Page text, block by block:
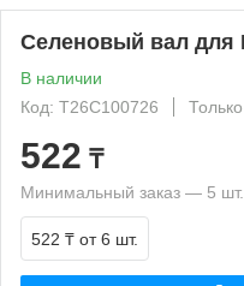
Селеновый вал для
В наличии
Код: T26C100726
522 ₸
Минимальный заказ — 5 шт.
522 ₸ от 6 шт.